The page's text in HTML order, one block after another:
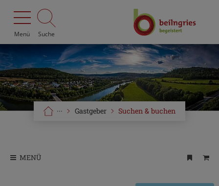
Menü Suche
Suchen & buchen
Gastgeber
···
MENÜ